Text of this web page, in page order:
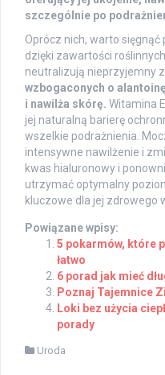
szczególnie po
Oprócz nich, warto
dzięki zawartości
neutralizują nieprzyjemny
wzbogaconych o
i nawilża skórę. Witamina
jej naturalną barierę
wszelkie podrażnienia.
intensywne nawilżenie i
kwas hialuronowy i
utrzymać optymalny
kluczowe dla jej zdrowego
Powiązane wpisy:
5 pokarmów, które
łatwo
6 porad jak mieć
Poznaj Tajemnice
Loki bez użycia
porady
Uroda